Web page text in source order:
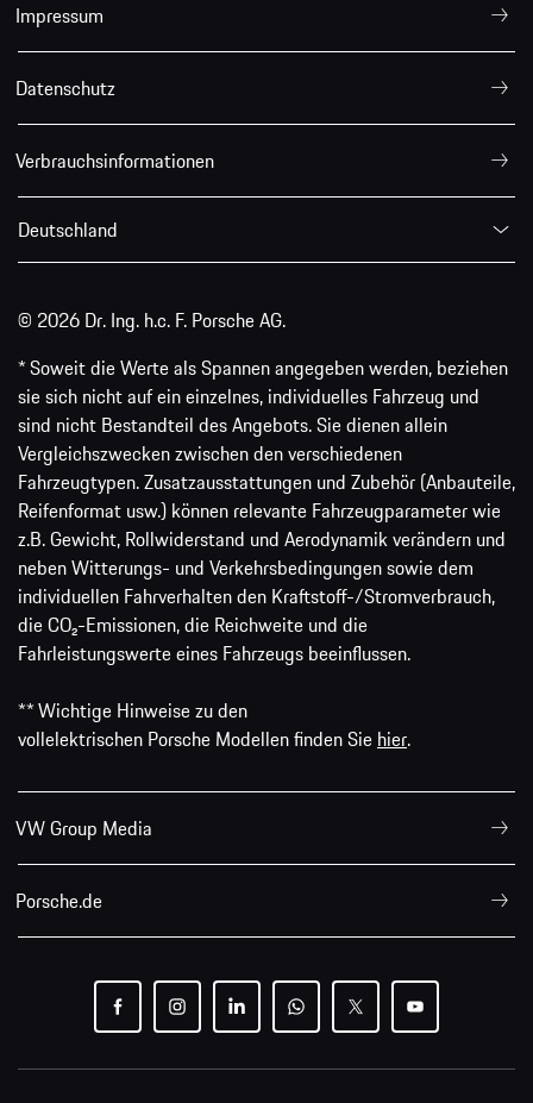
Impressum
Datenschutz
Verbrauchsinformationen
Deutschland
© 2026 Dr. Ing. h.c. F. Porsche AG.
* Soweit die Werte als Spannen angegeben werden, beziehen
sie sich nicht auf ein einzelnes, individuelles Fahrzeug und
sind nicht Bestandteil des Angebots. Sie dienen allein
Vergleichszwecken zwischen den verschiedenen
Fahrzeugtypen. Zusatzausstattungen und Zubehör (Anbauteile,
Reifenformat usw.) können relevante Fahrzeugparameter wie
z.B. Gewicht, Rollwiderstand und Aerodynamik verändern und
neben Witterungs- und Verkehrsbedingungen sowie dem
individuellen Fahrverhalten den Kraftstoff-/Stromverbrauch,
die CO₂-Emissionen, die Reichweite und die
Fahrleistungswerte eines Fahrzeugs beeinflussen.
** Wichtige Hinweise zu den
vollelektrischen Porsche Modellen finden Sie hier.
VW Group Media
Porsche.de